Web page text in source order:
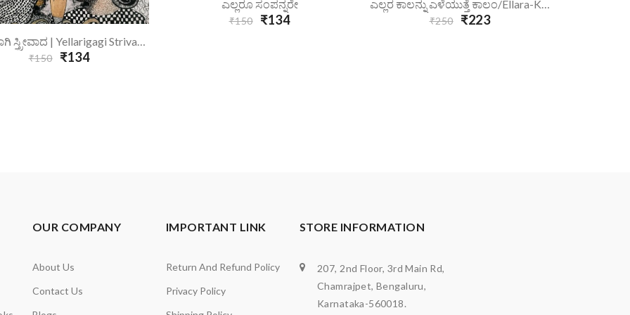
Add To Cart ಎಲ್ಲರಿಗಾಗಿ ಸ್ತ್ರೀವಾದ | Yellarigagi Strivadha
₹150₹134
Add To Cart
ಎಲ್ಲರೂ ಸಂಪನ್ನರೇ
₹150₹134
Add To Cart ಎಲ್ಲರ ಕಾಲನ್ನು ಎಳೆಯುತ್ತೆ ಕಾಲಂ/ellara-Kaalannu-Eleyuthe-Column/
₹250₹223
OUR COMPANY
About Us
Contact Us
IMPORTANT LINK
Return And Refund Policy
Privacy Policy
STORE INFORMATION
207, 2nd Floor, 3rd Main Rd,
Chamrajpet, Bengaluru,
Karnataka-560018.